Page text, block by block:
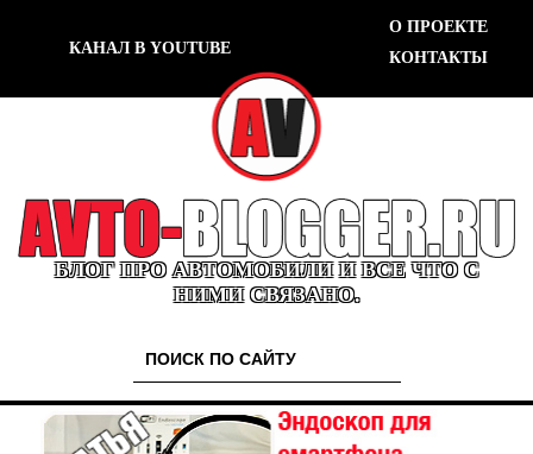
КАНАЛ В YOUTUBE
О ПРОЕКТЕ
КОНТАКТЫ
БЛОГ ПРО АВТОМОБИЛИ И ВСЕ ЧТО С
НИМИ СВЯЗАНО.